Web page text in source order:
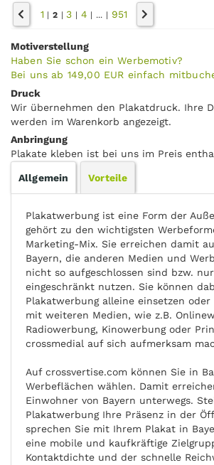
1 |2 |3 | 4 | ... | 951
Motiverstellung
Haben Sie schon ein Werbemotiv?
Bei uns ab 149,00 EUR einfach
Druck
Wir übernehmen den Plakatdruck. Ihre
werden im Warenkorb angezeigt.
Anbringung
Plakate kleben ist bei uns im Preis
Allgemein Vorteile
Plakatwerbung ist eine Form der
gehört zu den wichtigsten
Marketing-Mix. Sie erreichen damit
Bayern, die anderen Medien und
nicht so aufgeschlossen sind bzw.
eingeschränkt nutzen. Sie können
Plakatwerbung alleine einsetzen
mit weiteren Medien, wie z.B.
Radiowerbung, Kinowerbung oder
crossmedial auf sich aufmerksam
Auf crossvertise.com können Sie in
Werbeflächen wählen. Damit
Einwohner von Bayern unterwegs.
Plakatwerbung Ihre Präsenz in der
sprechen Sie mit Ihrem Plakat in
eine mobile und kaufkräftige
Kontaktdichte und der schnelle